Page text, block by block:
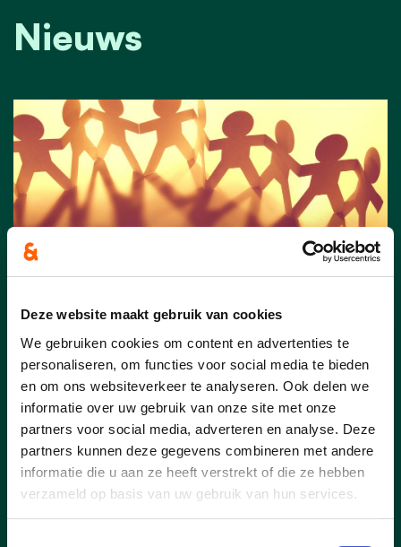
Deze website maakt gebruik van cookies
We gebruiken cookies om content en advertenties te
personaliseren, om functies voor social media te bieden
en om ons websiteverkeer te analyseren. Ook delen we
informatie over uw gebruik van onze site met onze
partners voor social media, adverteren en analyse. Deze
partners kunnen deze gegevens combineren met andere
informatie die u aan ze heeft verstrekt of die ze hebben
verzameld op basis van uw gebruik van hun services.
Nieuws
Meerjarenplan 2026-2031:
Wuustwezel zet in op een
sterke gemeenschap
ondanks financiële
uitdagingen.
02/12/25